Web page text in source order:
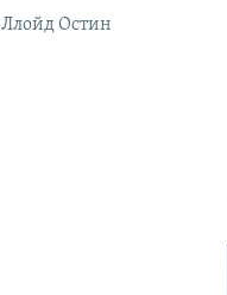
Ллойд Остин